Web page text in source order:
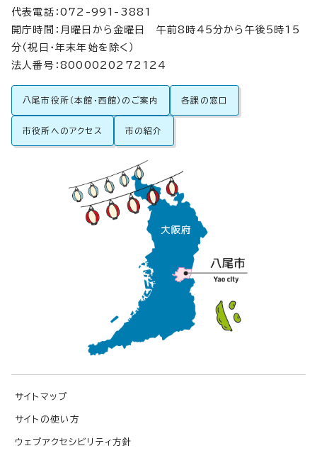
代表電話：072-991-3881
開庁時間：月曜日から金曜日 午前8時45分から午後5時15
分（祝日・年末年始を除く）
法人番号：8000020272124
八尾市役所（本館・西館）のご案内 各課の窓口
市役所へのアクセス 市の紹介
サイトマップ
サイトの使い方
ウェブアクセシビリティ方針